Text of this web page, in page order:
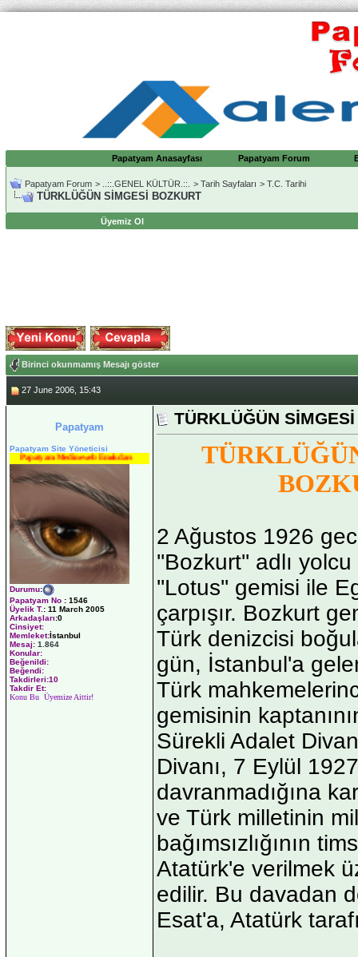
Papatyam Anasayfası Papatyam Forum
Papatyam Forum > ..::.GENEL KÜLTÜR.::. > Tarih Sayfaları > T.C. Tarihi
TÜRKLÜĞÜN SİMGESİ BOZKURT
Üyemiz Ol
Birinci okunmamış Mesajı göster
27 June 2006, 15:43
Papatyam
Papatyam Site Yöneticisi
Papatyam Medineweb Emekdarı
Durumu:
Papatyam No : 1546
Üyelik T.: 11 March 2005
Arkadaşları:0
Cinsiyet:
Memleket:İstanbul
Mesaj: 1.864
Konular:
Beğenildi:
Beğendi:
Takdirleri:10
Takdir Et:
Konu Bu Üyemize Aittir!
TÜRKLÜĞÜN
2 Ağustos 1926
''Bozkurt'' adlı
''Lotus'' gemisi ile
çarpışır. Bozkurt
Türk denizcisi
gün, İstanbul'a
Türk
gemisinin
Sürekli Adalet
Divanı, 7 Eylül
davranmadığına
ve Türk milletinin
bağımsızlığının
Atatürk'e verilmek
edilir. Bu davadan
Esat'a, Atatürk